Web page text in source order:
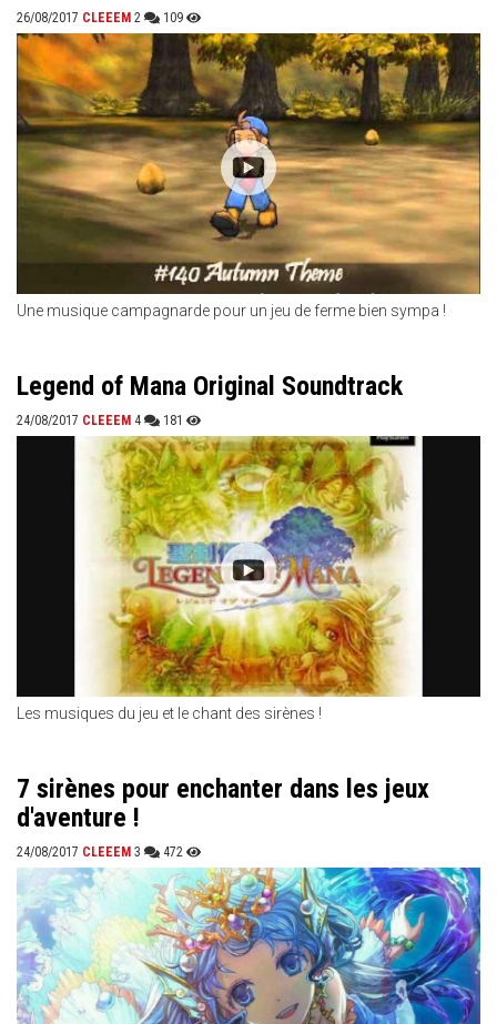
26/08/2017 CLEEEM 2 109
Une musique campagnarde pour un jeu de ferme bien sympa !
Legend of Mana Original Soundtrack
24/08/2017 CLEEEM 4 181
Les musiques du jeu et le chant des sirènes !
7 sirènes pour enchanter dans les jeux
d'aventure !
24/08/2017 CLEEEM 3 472